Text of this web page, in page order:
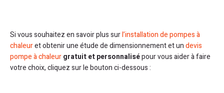
Si vous souhaitez en savoir plus surl’installation de pompes à
chaleuret obtenir une étude de dimensionnement et undevis
pompe à chaleurgratuit et personnalisépour vous aider à faire
votre choix, cliquez sur le bouton ci-dessous :